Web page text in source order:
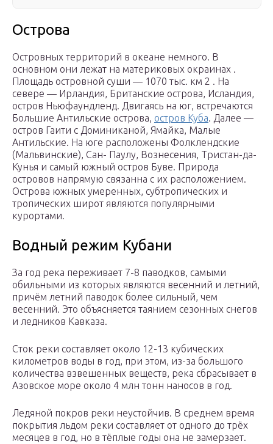
Острова
Островных территорий в океане немного. В
основном они лежат на материковых окраинах .
Площадь островной суши — 1070 тыс. км 2 . На
севере — Ирландия, Британские острова, Исландия,
остров Ньюфаундленд. Двигаясь на юг, встречаются
Большие Антильские острова, остров Куба. Далее —
остров Гаити с Доминиканой, Ямайка, Малые
Антильские. На юге расположены Фолклендские
(Мальвинские), Сан- Паулу, Вознесения, Тристан-да-
Кунья и самый южный остров Буве. Природа
островов напрямую связанна с их расположением.
Острова южных умеренных, субтропических и
тропических широт являются популярными
курортами.
Водный режим Кубани
За год река переживает 7-8 паводков, самыми
обильными из которых являются весенний и летний,
причём летний паводок более сильный, чем
весенний. Это объясняется таянием сезонных снегов
и ледников Кавказа.
Сток реки составляет около 12-13 кубических
километров воды в год, при этом, из-за большого
количества взвешенных веществ, река сбрасывает в
Азовское море около 4 млн тонн наносов в год.
Ледяной покров реки неустойчив. В среднем время
покрытия льдом реки составляет от одного до трёх
месяцев в год, но в тёплые годы она не замерзает.